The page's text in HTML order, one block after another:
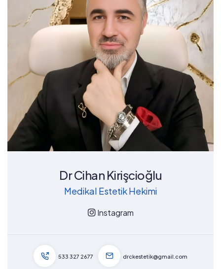
Dr Cihan Kirişcioğlu
Medikal Estetik Hekimi
Instagram
533 327 2677 drckestetik@gmail.com